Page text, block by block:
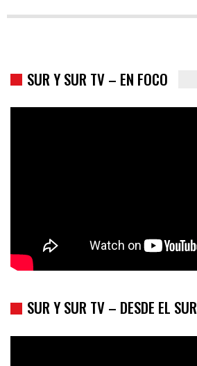
SUR Y SUR TV – EN FOCO
SUR Y SUR TV – DESDE EL SUR